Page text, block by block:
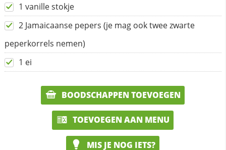
1 vanille stokje
2 Jamaicaanse pepers (je mag ook twee zwarte
peperkorrels nemen)
1 ei
BOODSCHAPPEN TOEVOEGEN
TOEVOEGEN AAN MENU
MIS JE NOG IETS?